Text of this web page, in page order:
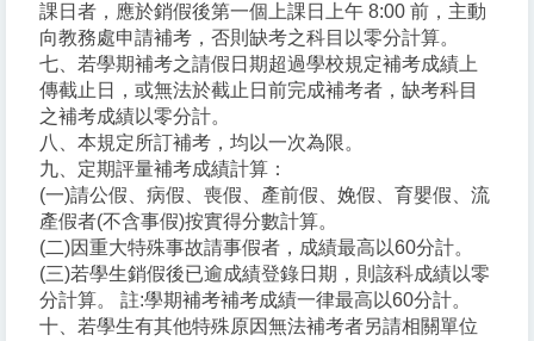
課日者，應於銷假後第一個上課日上午 8:00 前，主動
向教務處申請補考，否則缺考之科目以零分計算。
七、若學期補考之請假日期超過學校規定補考成績上
傳截止日，或無法於截止日前完成補考者，缺考科目
之補考成績以零分計。
八、本規定所訂補考，均以一次為限。
九、定期評量補考成績計算：
(一)請公假、病假、喪假、產前假、娩假、育嬰假、流
產假者(不含事假)按實得分數計算。
(二)因重大特殊事故請事假者，成績最高以60分計。
(三)若學生銷假後已逾成績登錄日期，則該科成績以零
分計算。 註:學期補考補考成績一律最高以60分計。
十、若學生有其他特殊原因無法補考者另請相關單位